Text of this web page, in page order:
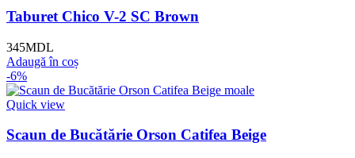
Taburet Chico V-2 SC Brown
345MDL
Adaugă în coș
-6%
Quick view
Scaun de Bucătărie Orson Catifea Beige